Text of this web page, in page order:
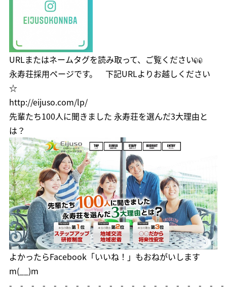
URLまたはネームタグを読み取って、ご覧ください
永寿荘採用ページです。 下記URLよりお越しください
☆
http://eijuso.com/lp/
先輩たち100人に聞きました 永寿荘を選んだ3大理由と
は？
よかったらFacebook「いいね！」 もおねがいします
m(__)m
- - - - - - - - - - - - - - - - - - - -